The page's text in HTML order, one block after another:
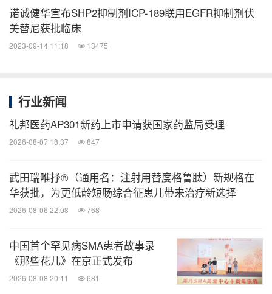
诺诚健华宣布SHP2抑制剂ICP-189联用EGFR抑制剂伏
美替尼获批临床
2023-09-14 11:18 13475
行业新闻
礼邦医药AP301新药上市申请获国家药监局受理
2026-08-07 18:37 847
武田瑞唯抒®（通用名：注射用替度格鲁肽）新规格在
华获批，为更低龄短肠综合征患儿带来治疗新选择
2026-08-06 22:08 768
中国首个罕见病SMA患者故事录
《那些花儿》在京正式发布
2026-08-08 20:11 681